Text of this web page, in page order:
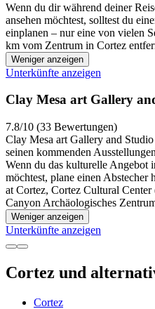
Wenn du dir während deiner
ansehen möchtest, solltest du
einplanen – nur eine von vielen
km vom Zentrum in Cortez
Weniger anzeigen
Unterkünfte anzeigen
Clay Mesa art Gallery
7.8/10 (33 Bewertungen)
Clay Mesa art Gallery and
seinen kommenden
Wenn du das kulturelle Angebot
möchtest, plane einen
at Cortez, Cortez Cultural
Canyon Archäologisches
Weniger anzeigen
Unterkünfte anzeigen
Cortez und
Cortez